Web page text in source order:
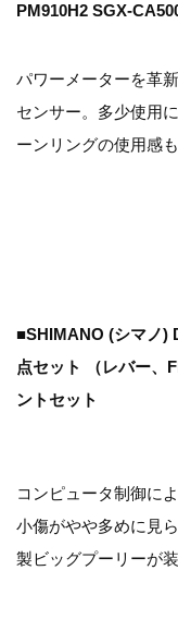
PM910H2 SGX-
パワーメーターを革
センサー。多少使用
ーンリングの使用感
■SHIMANO (シマノ)
点セット （レバー
ントセット
コンピュータ制御に
小傷がやや多めに見
製ビッグプーリーが